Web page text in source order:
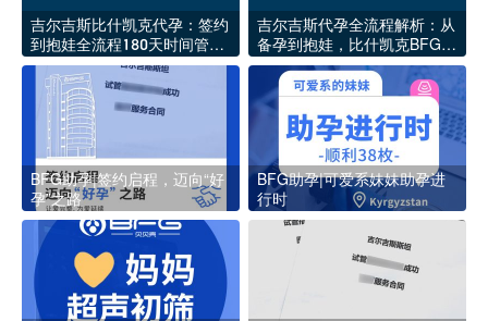
吉尔吉斯比什凯克代孕：签约
到抱娃全流程180天时间管理
手册
吉尔吉斯代孕全流程解析：从
备孕到抱娃，比什凯克BFG医
院的真实路径
BFG助孕|签约启程，迈向“好
孕”之路
BFG助孕|可爱系妹妹助孕进
行时